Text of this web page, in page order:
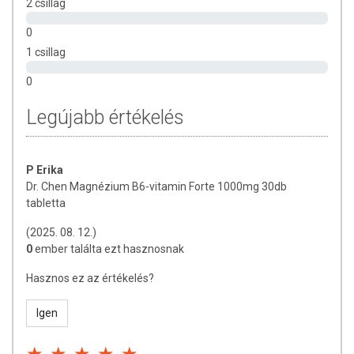
Betegség esetén használatát beszélje meg kezelőorvosával. Az
ajánlott napi fogyasztási mennyiséget ne lépje túl! Ne szedje a
allergiás! Kisgyermektől elzárva tartandó!
2 csillag
0
1 csillag
0
Legújabb értékelés
P Erika
Dr. Chen Magnézium B6-vitamin Forte 1000mg 30db
tabletta
(2025. 08. 12.)
0ember találta ezt hasznosnak
Hasznos ez az értékelés?
Igen